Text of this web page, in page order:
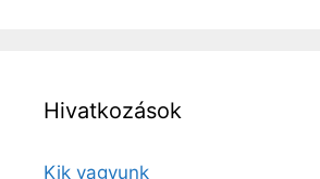
Hivatkozások
Kik vagyunk